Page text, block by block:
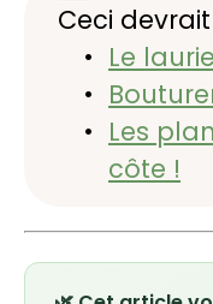
Ceci
Le
Les
côte !